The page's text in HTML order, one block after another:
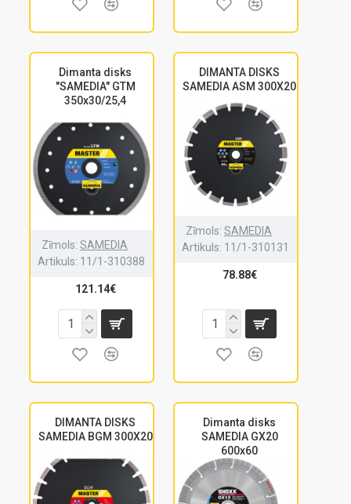
Dimanta disks
"SAMEDIA" GTM
350x30/25,4
Zīmols: SAMEDIA
Artikuls: 11/1-310388
121.14€
DIMANTA DISKS
SAMEDIA ASM 300X20
Zīmols: SAMEDIA
Artikuls: 11/1-310131
78.88€
DIMANTA DISKS
SAMEDIA BGM 300X20
Dimanta disks
SAMEDIA GX20
600x60